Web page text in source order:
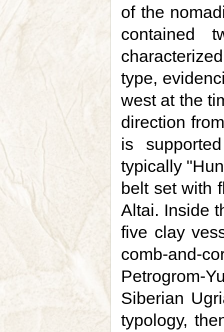
of the
contained
type,
west at the
direction
is
typically
belt set with
Altai. Inside
five clay
comb-and-
Petrogrom-
Siberian
typology,